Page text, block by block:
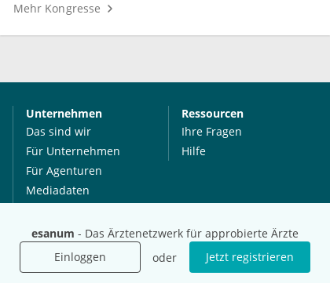
esanum - Das Ärztenetzwerk für approbierte Ärzte
Einloggen
oder Jetzt registrieren
Mehr Kongresse
Unternehmen
Das sind wir
Für Unternehmen
Für Agenturen
Mediadaten
Karriere
Ressourcen
Ihre Fragen
Hilfe